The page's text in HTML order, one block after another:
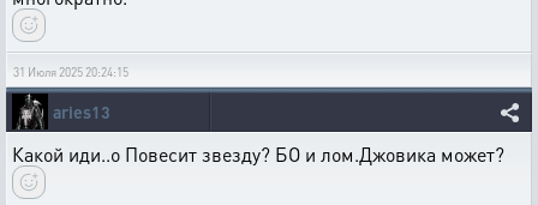
31 Июля 2025 20:24:15
aries13
Какой иди..о Повесит звезду? БО и лом.Джовика может?